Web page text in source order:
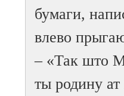
бумаги,
влево
– «Так што
ты родину